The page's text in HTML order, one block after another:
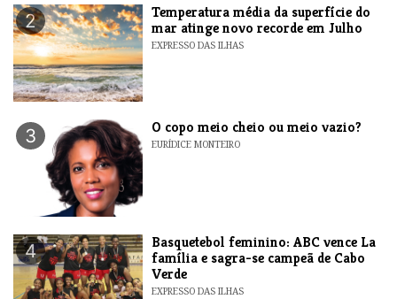
2
Temperatura média da superfície do
mar atinge novo recorde em Julho
EXPRESSO DAS ILHAS
3 O copo meio cheio ou meio vazio?
EURÍDICE MONTEIRO
4
Basquetebol feminino: ABC vence La
família e sagra-se campeã de Cabo
Verde
EXPRESSO DAS ILHAS